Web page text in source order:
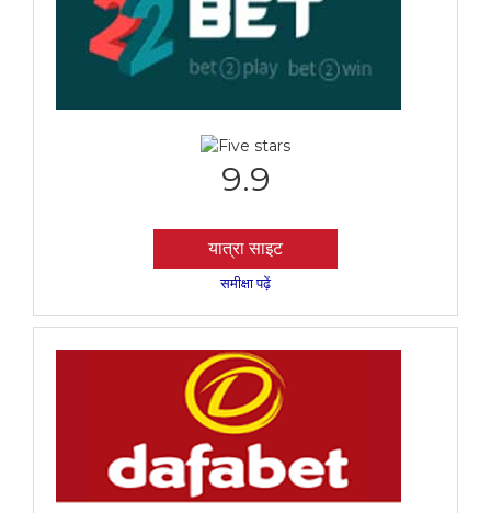
9.9
यात्रा साइट
समीक्षा पढ़ें